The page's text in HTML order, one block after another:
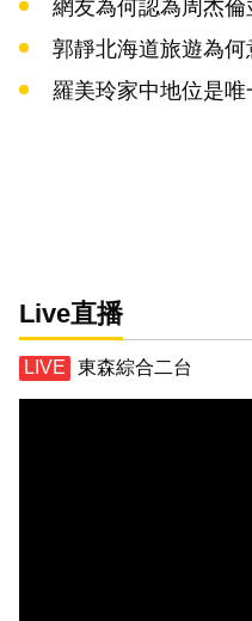
網友為何認為周杰倫
郭靜北海道旅遊為何
羅美玲家中地位是唯
Live直播
東森綜合二台